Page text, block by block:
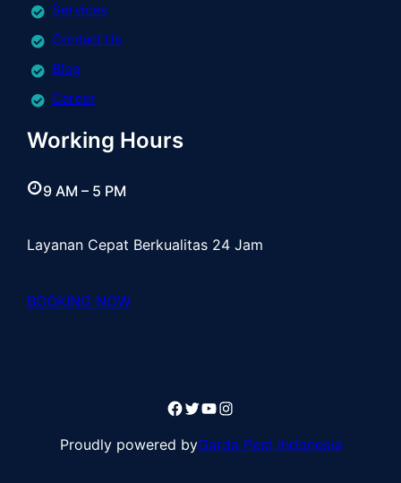
Services
Contact Us
Blog
Career
Working Hours
9 AM – 5 PM
Layanan Cepat Berkualitas 24 Jam
BOOKING NOW
Facebook
Twitter
YouTube
Instagram
Proudly powered byGarda Pest Indonesia